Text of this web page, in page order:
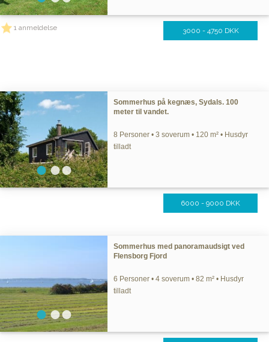
1 anmeldelse 3000 - 4750 DKK
Sommerhus på kegnæs, Sydals. 100
meter til vandet.
8 Personer • 3 soverum • 120 m² • Husdyr
tilladt
6000 - 9000 DKK
Sommerhus med panoramaudsigt ved
Flensborg Fjord
6 Personer • 4 soverum • 82 m² • Husdyr
tilladt